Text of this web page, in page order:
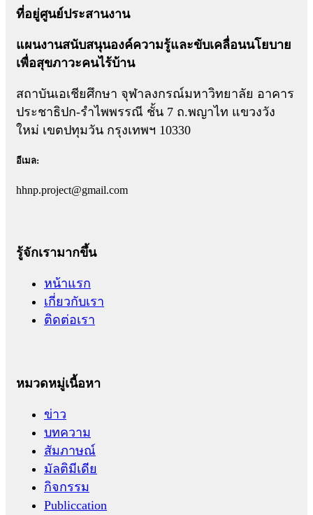
ที่อยู่ศูนย์ประสานงาน
แผนงานสนับสนุนองค์ความรู้และขับเคลื่อนนโยบาย
เพื่อสุขภาวะคนไร้บ้าน
สถาบันเอเชียศึกษา จุฬาลงกรณ์มหาวิทยาลัย อาคาร
ประชาธิปก-รำไพพรรณี ชั้น 7 ถ.พญาไท แขวงวัง
ใหม่ เขตปทุมวัน กรุงเทพฯ 10330
อีเมล:
hhnp.project@gmail.com
รู้จักเรามากขึ้น
หน้าแรก
เกี่ยวกับเรา
ติดต่อเรา
หมวดหมู่เนื้อหา
ข่าว
บทความ
สัมภาษณ์
มัลติมีเดีย
กิจกรรม
Publiccation